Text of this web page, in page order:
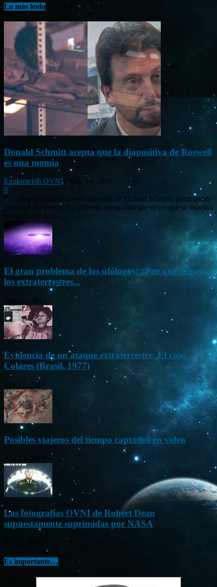
Lo más leído
Donald Schmitt acepta que la diapositiva de Roswell
es una momia
Exploración OVNI -
May 14, 2015
0
Circula por internet una declaración de Donald Schmitt, participante
principal del evento Be Witness, aceptando que el ser que se muestra
en las diapositivas...
El gran problema de los ufólogos: ¿Por qué vienen
los extraterrestres...
Nov 26, 2012
Evidencia de un ataque extraterrestre: El caso
Colares (Brasil, 1977)
Ene 21, 2012
Posibles viajeros del tiempo captados en vídeo
Las fotografías OVNI de Robert Dean
supuestamente suprimidas por NASA
Es importante…